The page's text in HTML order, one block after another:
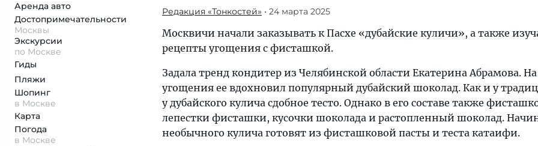
Аренда авто
Достопримеча­тельности
Москвы
Экскурсии
по Москве
Гиды
Пляжи
Шопинг
в Москве
Карта
Погода
в Москве
Редакция «Тонкостей» • 24 марта 2025
Москвичи начали заказывать к Пасхе «дубайские куличи», а также
рецепты угощения с фисташкой.
Задала тренд кондитер из Челябинской области Екатерина Абрамова.
угощения ее вдохновил популярный дубайский шоколад. Как и у
у дубайского кулича сдобное тесто. Однако в его составе также
лепестки фисташки, кусочки шоколада и растопленный шоколад.
необычного кулича готовят из фисташковой пасты и теста катаифи.